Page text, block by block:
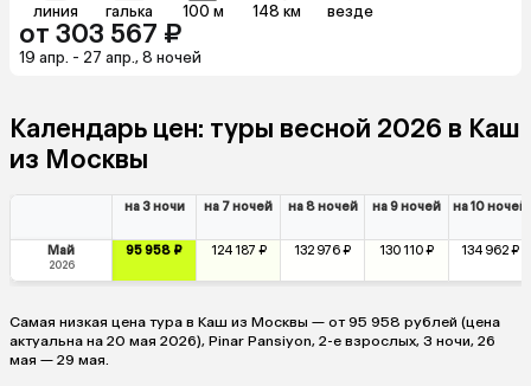
линия галька 100 м 148 км везде
от 303 567 ₽
19 апр. - 27 апр., 8 ночей
Календарь цен: туры весной 2026 в Каш
из Москвы
на 3 ночи на 7 ночей на 8 ночей на 9 ночей на 10 ночей
Май
2026
95 958 ₽ 124 187 ₽ 132 976 ₽ 130 110 ₽ 134 962 ₽
Самая низкая цена тура в Каш из Москвы — от 95 958 рублей (цена
актуальна на 20 мая 2026), Pinar Pansiyon, 2-е взрослых, 3 ночи, 26
мая — 29 мая.